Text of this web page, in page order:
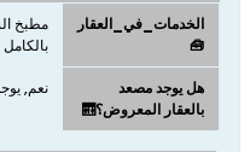
الخدمات_في_العقار
🧰
مطبخ
بالكامل
هل يوجد مصعد
بالعقار المعروض؟🛗
نعم,